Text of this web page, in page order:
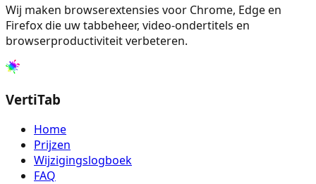
Wij maken browserextensies voor Chrome, Edge en
Firefox die uw tabbeheer, video-ondertitels en
browserproductiviteit verbeteren.
VertiTab
Home
Prijzen
Wijzigingslogboek
FAQ